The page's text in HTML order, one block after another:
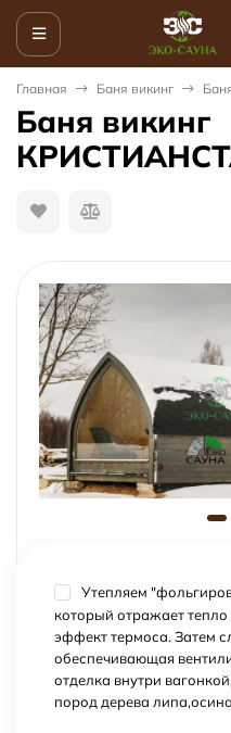
Главная Баня викинг
Баня викинг
Утепляем
который отражает
эффект термоса. Затем
обеспечивающая
отделка внутри
пород дерева